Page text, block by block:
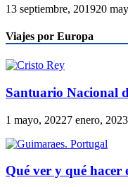
13 septiembre, 201920
Viajes por Europa
Santuario Nacional
1 mayo, 20227 enero, 2023
Qué ver y qué hacer